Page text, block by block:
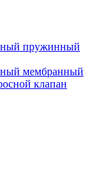
пружинный
мембранный
клапан